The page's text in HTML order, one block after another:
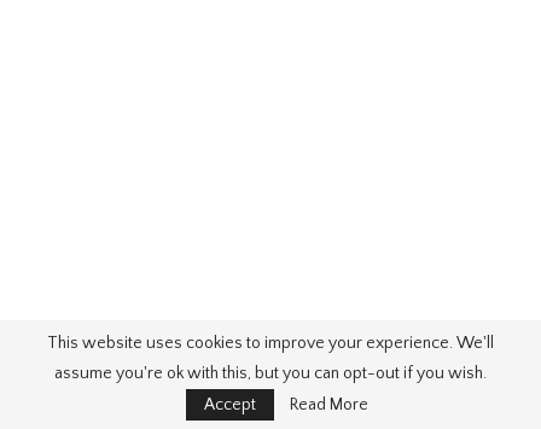
Beste Geburtstagstorte Gifvon Birthday Cake With Candles GIFs
This website uses cookies to improve your experience. We'll
assume you're ok with this, but you can opt-out if you wish.
Accept
Read More